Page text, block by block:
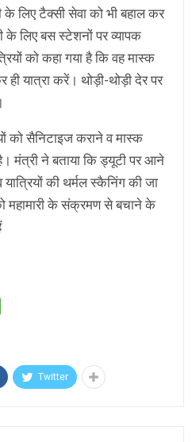
के लिए टैक्सी सेवा को भी बहाल कर
के लिए बस स्टेशनों पर व्यापक
को कहा गया है कि वह मास्क
यात्रा करें। थोड़ी-थोड़ी देर पर
को सैनिटाइज कराने व मास्क
मंत्री ने बताया कि ड्यूटी पर आने
की थर्मल स्कैनिंग की जा
महामारी के संक्रमण से बचाने के
Twitter